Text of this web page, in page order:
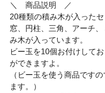
＼ 商品説明 ／
20種類の積み木が入ったセ
窓、円柱、三角、アーチ
み木が入っています。
ビー玉を10個お付けして
ができますよ。
（ビー玉を使う商品です
ます。）